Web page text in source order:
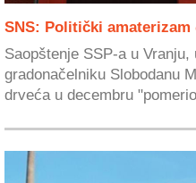
SNS: Politički amaterizam
Saopštenje SSP-a u
gradonačelniku Slobodanu
drveća u decembru